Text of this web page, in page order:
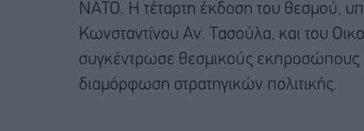
ΝΑΤΟ. Η τέταρτη έκδοση του θεσμού,
Κωνσταντίνου Αν. Τασούλα, και του
συγκέντρωσε θεσμικούς εκπροσώπους
διαμόρφωση στρατηγικών πολιτικής.